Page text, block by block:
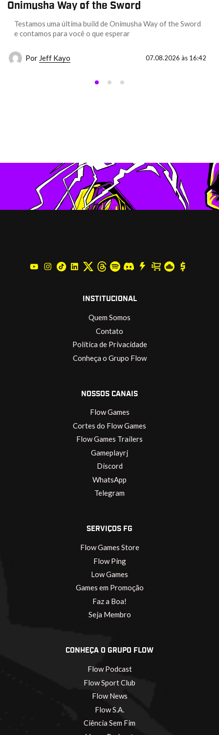
Onimusha Way of the Sword
Testamos uma última build de Onimusha Way of the Sword
e contamos para você o que esperar
Por Jeff Kayo 07.08.2026 às 16:42
INSTITUCIONAL
Quem Somos
Contato
Política de Privacidade
Conheça o Grupo Flow
NOSSOS CANAIS
Flow Games
Cortes do Flow Games
Flow Games Trailers
Gameplayrj
Discord
WhatsApp
Telegram
SERVIÇOS FG
Flow Games Store
Flow Ping
Low Games
Games em Promoção
Faz a Boa!
Seja Membro
CONHEÇA O GRUPO FLOW
Flow Podcast
Flow Sport Club
Flow News
Flow S.A.
Ciência Sem Fim